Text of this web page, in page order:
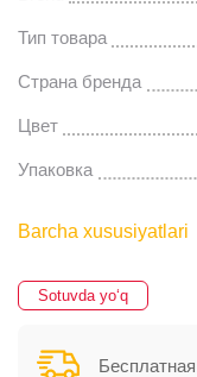
Тип товара
Страна бренда
Цвет
Упаковка
Barcha xususiyatlari
Sotuvda yo‘q
Бесплатная